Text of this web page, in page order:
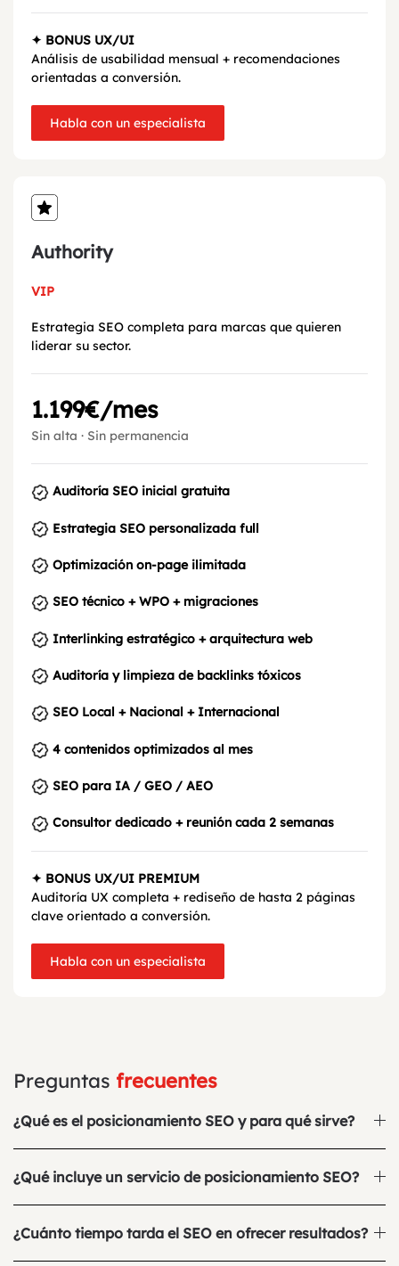
✦ BONUS UX/UI
Análisis de usabilidad mensual + recomendaciones
orientadas a conversión.
Habla con un especialista
Authority
VIP
Estrategia SEO completa para marcas que quieren
liderar su sector.
1.199€/mes
Sin alta · Sin permanencia
Auditoría SEO inicial gratuita
Estrategia SEO personalizada full
Optimización on-page ilimitada
SEO técnico + WPO + migraciones
Interlinking estratégico + arquitectura web
Auditoría y limpieza de backlinks tóxicos
SEO Local + Nacional + Internacional
4 contenidos optimizados al mes
SEO para IA / GEO / AEO
Consultor dedicado + reunión cada 2 semanas
✦ BONUS UX/UI PREMIUM
Auditoría UX completa + rediseño de hasta 2 páginas
clave orientado a conversión.
Habla con un especialista
Preguntas frecuentes
¿Qué es el posicionamiento SEO y para qué sirve?
¿Qué incluye un servicio de posicionamiento SEO?
¿Cuánto tiempo tarda el SEO en ofrecer resultados?